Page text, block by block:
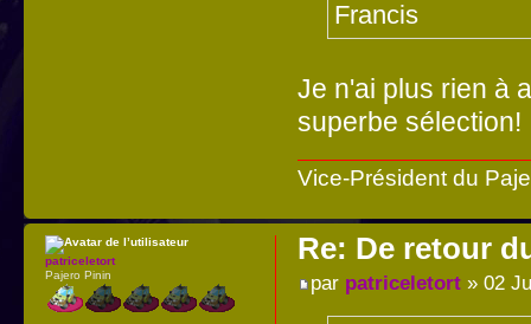
Francis
Je n'ai plus rien à
superbe sélection!
Vice-Président du
Re: De retour
par patriceletort» 02
patriceletort
Pajero Pinin